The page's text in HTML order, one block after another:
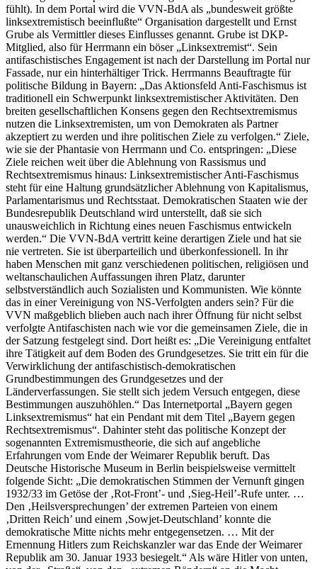
fühlt). In dem Portal wird die VVN-BdA als „bundesweit größte
linksextremistisch beeinflußte“ Organisation dargestellt und Ernst
Grube als Vermittler dieses Einflusses genannt. Grube ist DKP-
Mitglied, also für Herrmann ein böser „Linksextremist“. Sein
antifaschistisches Engagement ist nach der Darstellung im Portal nur
Fassade, nur ein hinterhältiger Trick. Herrmanns Beauftragte für
politische Bildung in Bayern: „Das Aktionsfeld Anti-Faschismus ist
traditionell ein Schwerpunkt linksextremistischer Aktivitäten. Den
breiten gesellschaftlichen Konsens gegen den Rechtsextremismus
nutzen die Linksextremisten, um von Demokraten als Partner
akzeptiert zu werden und ihre politischen Ziele zu verfolgen.“ Ziele,
wie sie der Phantasie von Herrmann und Co. entspringen: „Diese
Ziele reichen weit über die Ablehnung von Rassismus und
Rechtsextremismus hinaus: Linksextremistischer Anti-Faschismus
steht für eine Haltung grundsätzlicher Ablehnung von Kapitalismus,
Parlamentarismus und Rechtsstaat. Demokratischen Staaten wie der
Bundesrepublik Deutschland wird unterstellt, daß sie sich
unausweichlich in Richtung eines neuen Faschismus entwickeln
werden.“ Die VVN-BdA vertritt keine derartigen Ziele und hat sie
nie vertreten. Sie ist überparteilich und überkonfessionell. In ihr
haben Menschen mit ganz verschiedenen politischen, religiösen und
weltanschaulichen Auffassungen ihren Platz, darunter
selbstverständlich auch Sozialisten und Kommunisten. Wie könnte
das in einer Vereinigung von NS-Verfolgten anders sein? Für die
VVN maßgeblich blieben auch nach ihrer Öffnung für nicht selbst
verfolgte Antifaschisten nach wie vor die gemeinsamen Ziele, die in
der Satzung festgelegt sind. Dort heißt es: „Die Vereinigung entfaltet
ihre Tätigkeit auf dem Boden des Grundgesetzes. Sie tritt ein für die
Verwirklichung der antifaschistisch-demokratischen
Grundbestimmungen des Grundgesetzes und der
Länderverfassungen. Sie stellt sich jedem Versuch entgegen, diese
Bestimmungen auszuhöhlen.“ Das Internetportal „Bayern gegen
Linksextremismus“ hat ein Pendant mit dem Titel „Bayern gegen
Rechtsextremismus“. Dahinter steht das politische Konzept der
sogenannten Extremismustheorie, die sich auf angebliche
Erfahrungen vom Ende der Weimarer Republik beruft. Das
Deutsche Historische Museum in Berlin beispielsweise vermittelt
folgende Sicht: „Die demokratischen Stimmen der Vernunft gingen
1932/33 im Getöse der ‚Rot-Front’- und ‚Sieg-Heil’-Rufe unter. …
Den ‚Heilsversprechungen’ der extremen Parteien von einem
‚Dritten Reich’ und einem ‚Sowjet-Deutschland’ konnte die
demokratische Mitte nichts mehr entgegensetzen. … Mit der
Ernennung Hitlers zum Reichskanzler war das Ende der Weimarer
Republik am 30. Januar 1933 besiegelt.“ Als wäre Hitler von unten,